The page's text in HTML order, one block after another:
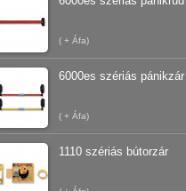
( + Áfa)
6000es szériás pánikzár
( + Áfa)
1110 szériás bútorzár